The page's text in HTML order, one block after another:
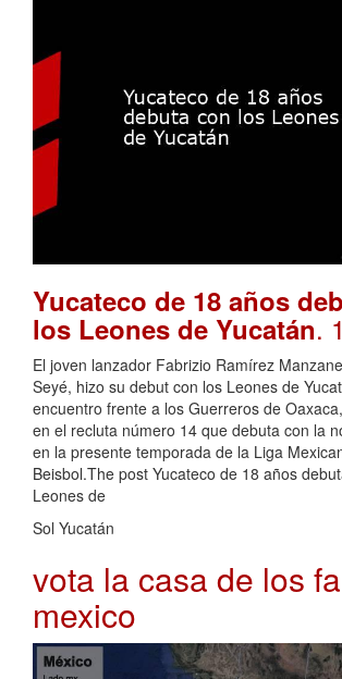
Yucateco de 18 años
los Leones de Yucatán.
El joven lanzador Fabrizio Ramírez
Seyé, hizo su debut con los Leones de
encuentro frente a los Guerreros de
en el recluta número 14 que debuta con la
en la presente temporada de la Liga
Beisbol.The post Yucateco de 18 años
Leones de
Sol Yucatán
vota la casa de los
mexico